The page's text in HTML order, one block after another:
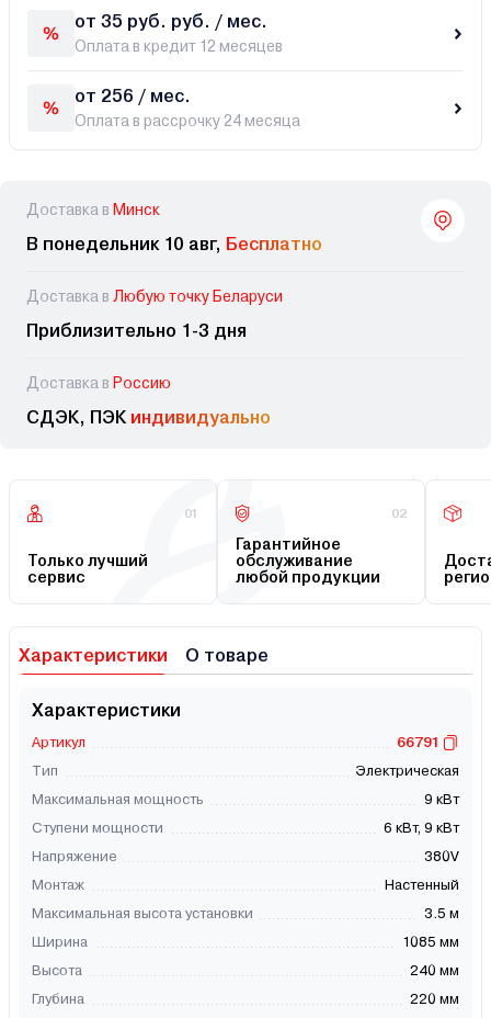
от 35 руб. руб. / мес.
Оплата в кредит 12 месяцев
от 256 / мес.
Оплата в рассрочку 24 месяца
Доставка в Минск
В понедельник 10 авг, Бесплатно
Доставка в Любую точку Беларуси
Приблизительно 1-3 дня
Доставка в Россию
СДЭК, ПЭК индивидуально
01
Только лучший
сервис
02
Гарантийное
обслуживание
любой продукции
Характеристики О товаре
Характеристики
Артикул
66791
Тип
Электрическая
Максимальная мощность
9 кВт
Ступени мощности
6 кВт, 9 кВт
Напряжение
380V
Монтаж
Настенный
Максимальная высота установки
3.5 м
Ширина
1085 мм
Высота
240 мм
Глубина
220 мм